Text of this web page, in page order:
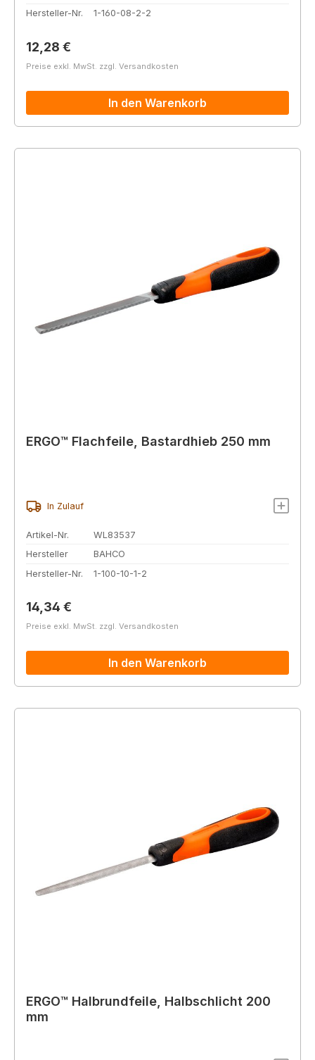
Hersteller-Nr.
1-160-08-2-2
Regulärer Preis:
12,28 €
Preise exkl. MwSt. zzgl. Versandkosten
In den Warenkorb
ERGO™ Flachfeile, Bastardhieb 250 mm
In Zulauf
Artikel-Nr.
WL83537
Hersteller
BAHCO
Hersteller-Nr.
1-100-10-1-2
Regulärer Preis:
14,34 €
Preise exkl. MwSt. zzgl. Versandkosten
In den Warenkorb
ERGO™ Halbrundfeile, Halbschlicht 200
mm